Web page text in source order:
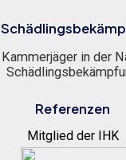
Kammerjäger in der
Referenzen
Mitglied der IHK